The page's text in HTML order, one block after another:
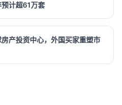
计超61万套
产投资中心，外国买家重塑市